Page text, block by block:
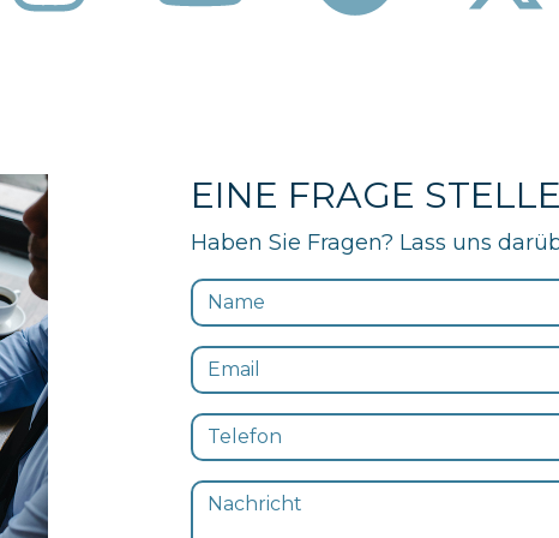
EINE FRAGE
Haben Sie Fragen? Lass uns